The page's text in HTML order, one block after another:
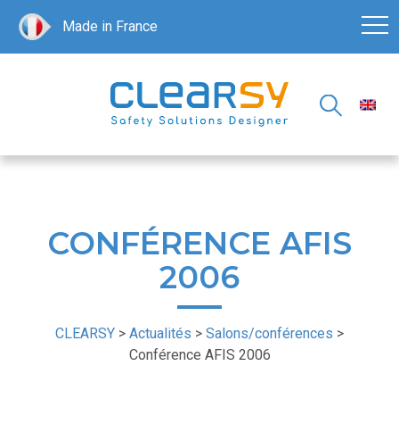
Made in France
CONFÉRENCE AFIS
2006
CLEARSY > Actualités > Salons/conférences >
Conférence AFIS 2006